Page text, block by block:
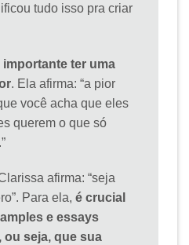
tudo isso pra criar
importante ter uma
. Ela afirma: “a pior
você acha que eles
querem o que só
afirma: “seja
Para ela, é crucial
e essays
ou seja, que sua